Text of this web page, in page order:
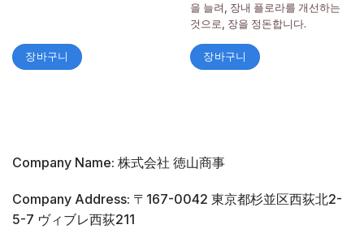
장바구니
을 늘려, 장내 플로라를 개선하는
것으로, 장을 정돈합니다.
장바구니
Company Name: 株式会社 徳山商事
Company Address: 〒167-0042 東京都杉並区西荻北2-
5-7 ヴィブレ西荻211